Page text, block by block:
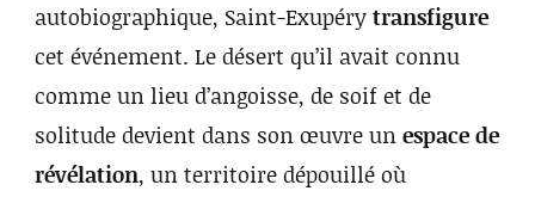
autobiographique, Saint-Exupérytransfigure
cet événement. Le désert qu’il avait connu
comme un lieu d’angoisse, de soif et de
solitude devient dans son œuvre unespace de
révélation, un territoire dépouillé où